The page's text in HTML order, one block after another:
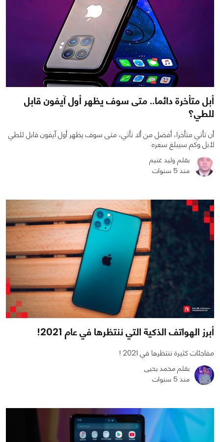
أبل متأخرة دائما.. متى سوف يظهر أول آيفون قابل
للطي؟
أن تأتي متأخرا، أفضل من ألا تأتي، متى سوف يظهر أول آيفون قابل للطي
لأبل وكم سيبلغ سعره
بقلم وليد غنيم
منذ 5 سنوات
3707
0
أبرز الهواتف الذكية التي ننتظرها في عام 2021!
مفاجئات كثيرة ننتظرها في 2021 !
بقلم محمد يحيى
منذ 5 سنوات